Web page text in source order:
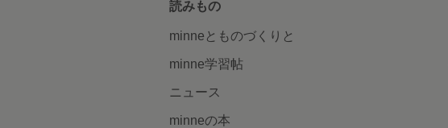
読みもの
minneとものづくりと
minne学習帖
ニュース
minneの本